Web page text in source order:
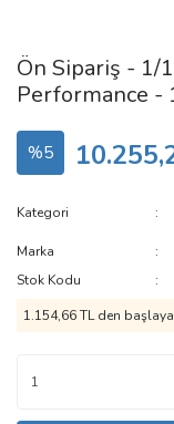
Ön Sipariş - 1/
Performance -
%5
Kategori
Marka
Stok Kodu
1.154,66 TL den